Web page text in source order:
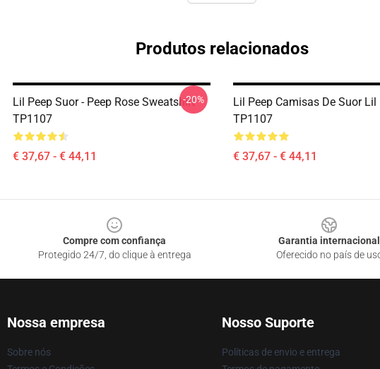
Produtos relacionados
Lil Peep Suor - Peep Rose Sweatshirt
TP1107
€ 37,67 - € 44,11
-20%
Lil Peep Camisas De Suor Lil
TP1107
€ 37,67 - € 44,11
Compre com confiança
Protegido 24/7, do clique à entrega
Garantia internacional
Oferecido no país de
Nossa empresa
Sobre nós
Nosso Suporte
Políticas de envio e entrega